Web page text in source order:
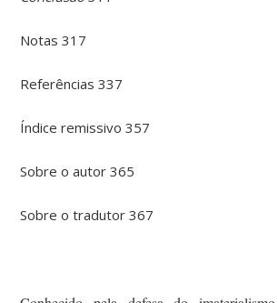
Notas 317
Referências 337
Índice remissivo 357
Sobre o autor 365
Sobre o tradutor 367